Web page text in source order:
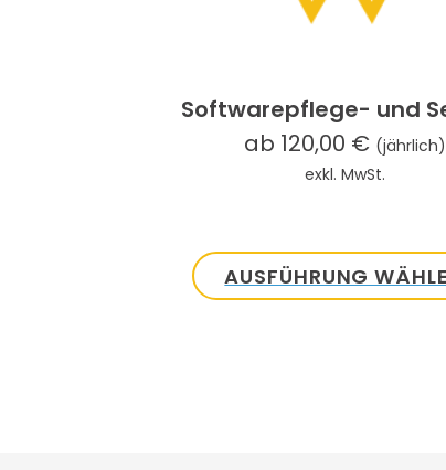
Softwarepflege- und
ab 120,00 € (jährlich)
exkl. MwSt.
AUSFÜHRUNG
werden